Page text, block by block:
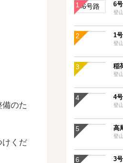
のた
けくだ
6
登
1
登
稲
登
4
登
高
登
3